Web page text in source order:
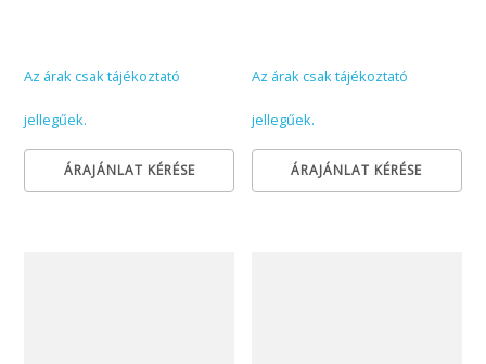
Az árak csak tájékoztató
jellegűek.
ÁRAJÁNLAT KÉRÉSE
Az árak csak tájékoztató
jellegűek.
ÁRAJÁNLAT KÉRÉSE